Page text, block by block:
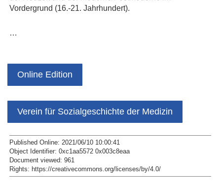
Vordergrund (16.-21. Jahrhundert).
…
Online Edition
Verein für Sozialgeschichte der Medizin
Published Online: 2021/06/10 10:00:41
Object Identifier: 0xc1aa5572 0x003c8eaa
Document viewed: 961
Rights: https://creativecommons.org/licenses/by/4.0/